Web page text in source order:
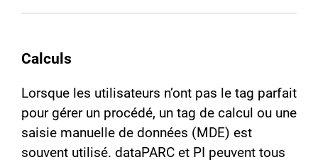
Calculs
Lorsque les utilisateurs n’ont pas le tag parfait
pour gérer un procédé, un tag de calcul ou une
saisie manuelle de données (MDE) est
souvent utilisé. dataPARC et PI peuvent tous